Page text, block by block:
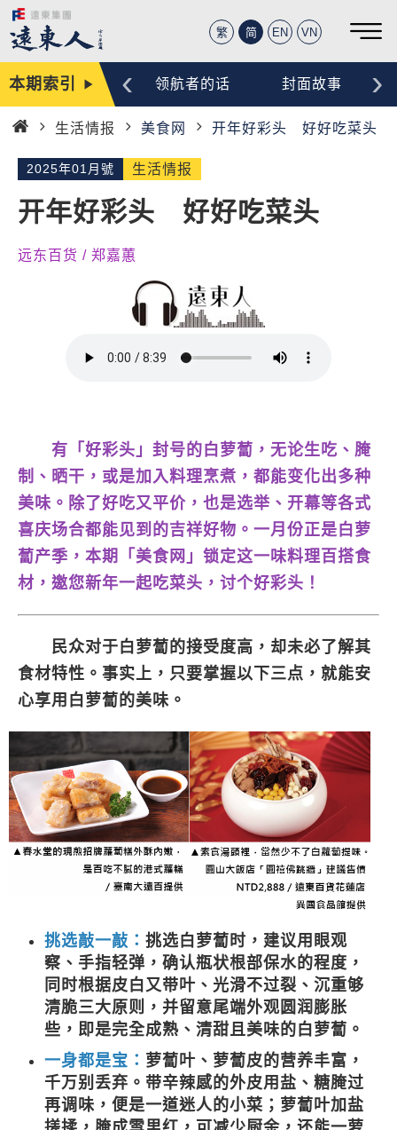
繁 简 EN VN
本期索引编辑手记 领航者的话 封面故事
‹ ›
页
生活情报 美食网 开年好彩头 好好吃菜头
2025年01月號 生活情报
开年好彩头 好好吃菜头
远东百货 / 郑嘉蕙
有「好彩头」封号的白萝蔔，无论生吃、腌
制、晒干，或是加入料理烹煮，都能变化出多种
美味。除了好吃又平价，也是选举、开幕等各式
喜庆场合都能见到的吉祥好物。一月份正是白萝
蔔产季，本期「美食网」锁定这一味料理百搭食
材，邀您新年一起吃菜头，讨个好彩头！
民众对于白萝蔔的接受度高，却未必了解其
食材特性。事实上，只要掌握以下三点，就能安
心享用白萝蔔的美味。
挑选敲一敲： 挑选白萝蔔时，建议用眼观
察、手指轻弹，确认瓶状根部保水的程度，
同时根据皮白又带叶、光滑不过裂、沉重够
清脆三大原则，并留意尾端外观圆润膨胀
些，即是完全成熟、清甜且美味的白萝蔔。
一身都是宝： 萝蔔叶、萝蔔皮的营养丰富，
千万别丢弃。带辛辣感的外皮用盐、糖腌过
再调味，便是一道迷人的小菜；萝蔔叶加盐